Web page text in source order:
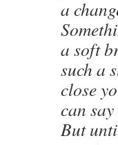
a
a soft
such a
close
can say
But